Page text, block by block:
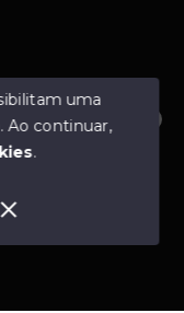
para te ajudar.
de Imóveis
CNAI 37357
uma
Ao continuar,
.